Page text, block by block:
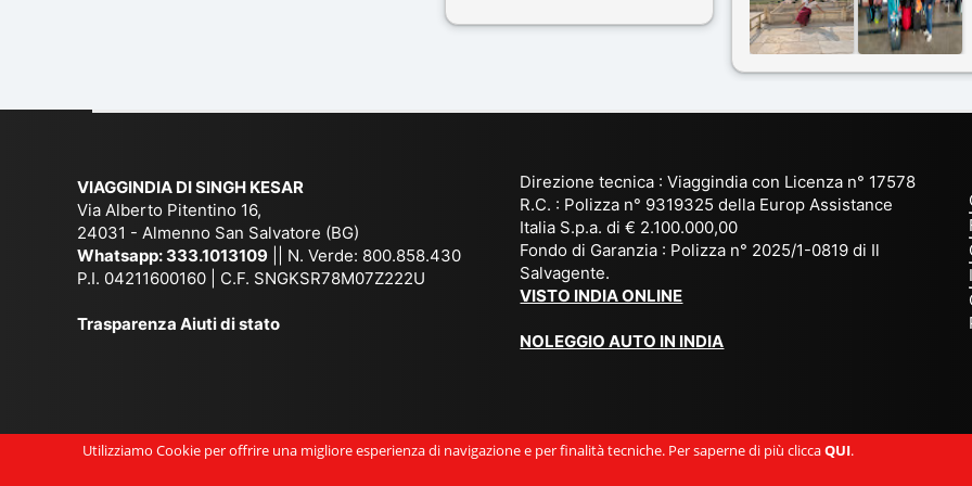
consiglio questa agenzia
amici e il viaggio alla scoperta
del Rajasthan e Varanasi è
stato bellissimo: grazie alla
ai servizi dell' Agenzia con
per la scelta degli Hotel.
Kesar il proprietario dell'
prima di partire: molto
persona speciale e come
prima esperienza si può
VIAGGINDIA DI SINGH KESAR
Via Alberto Pitentino 16,
24031 - Almenno San Salvatore (BG)
Whatsapp: 333.1013109 || N. Verde: 800.858.430
P.I. 04211600160 | C.F. SNGKSR78M07Z222U
Trasparenza Aiuti di stato
Direzione tecnica : Viaggindia con Licenza n° 17578
R.C. : Polizza n° 9319325 della Europ Assistance
Italia S.p.a. di € 2.100.000,00
Fondo di Garanzia : Polizza n° 2025/1-0819 di Il
Salvagente.
VISTO INDIA ONLINE
NOLEGGIO AUTO IN INDIA
Utilizziamo Cookie per offrire una migliore esperienza di navigazione e per finalità tecniche. Per saperne di più cliccaQUI.